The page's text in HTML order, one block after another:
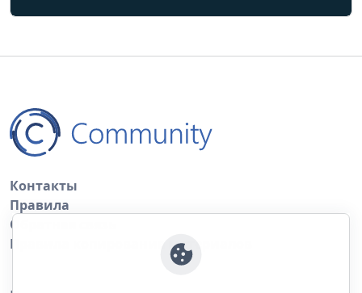
Контакты
Правила
Обратная связь
Правила копирования материалов